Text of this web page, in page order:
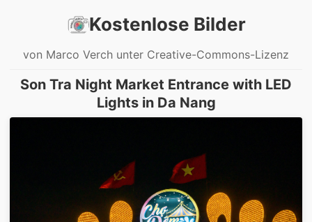
Kostenlose Bilder
von Marco Verch unter Creative-Commons-Lizenz
Son Tra Night Market Entrance with LED
Lights in Da Nang